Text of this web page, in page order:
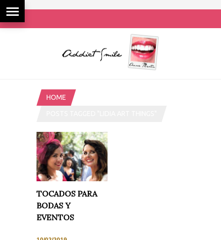
HOME
TOCADOS PARA
BODAS Y
EVENTOS